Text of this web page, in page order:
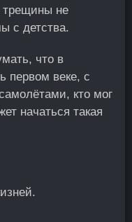
трещины не
с детства.
что в
первом веке, с
кто мог
начаться такая